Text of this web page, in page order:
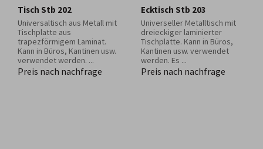
Tisch Stb 202
Universaltisch aus Metall mit
Tischplatte aus
trapezförmigem Laminat.
Kann in Büros, Kantinen usw.
verwendet werden. ...
Preis nach nachfrage
Ecktisch Stb 203
Universeller Metalltisch mit
dreieckiger laminierter
Tischplatte. Kann in Büros,
Kantinen usw. verwendet
werden. Es ...
Preis nach nachfrage